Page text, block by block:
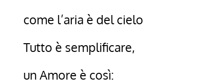
come l’aria è del cielo
Tutto è semplificare,
un Amore è così: